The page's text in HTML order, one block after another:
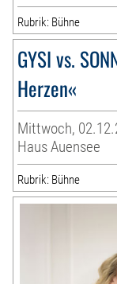
Rubrik: Bühne
GYSI vs.
Herzen«
Mittwoch,
Haus Auensee
Rubrik: Bühne